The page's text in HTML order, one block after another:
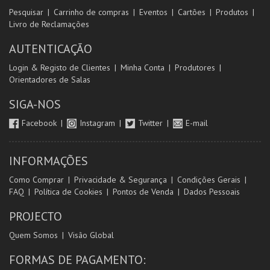
Pesquisar Carrinho de compras Eventos Cartões
Produtos
Livro de Reclamações
AUTENTICAÇÃO
Login & Registo de Clientes Minha Conta
Produtores
Orientadores de Salas
SIGA-NOS
Facebook Instagram Twitter E-mail
INFORMAÇÕES
Como Comprar Privacidade & Segurança
Condições Gerais
FAQ
Política de Cookies Pontos de Venda Dados Pessoais
PROJECTO
Quem Somos Visão Global
FORMAS DE PAGAMENTO: